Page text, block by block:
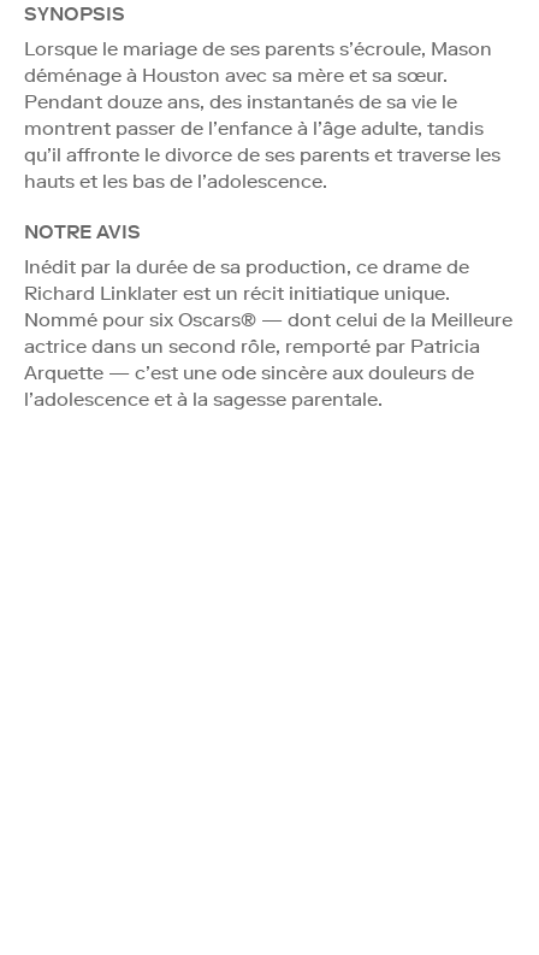
SYNOPSIS
Lorsque le mariage de ses parents s’écroule, Mason
déménage à Houston avec sa mère et sa sœur.
Pendant douze ans, des instantanés de sa vie le
montrent passer de l’enfance à l’âge adulte, tandis
qu’il affronte le divorce de ses parents et traverse les
hauts et les bas de l’adolescence.
NOTRE AVIS
Inédit par la durée de sa production, ce drame de
Richard Linklater est un récit initiatique unique.
Nommé pour six Oscars® — dont celui de la Meilleure
actrice dans un second rôle, remporté par Patricia
Arquette — c’est une ode sincère aux douleurs de
l’adolescence et à la sagesse parentale.